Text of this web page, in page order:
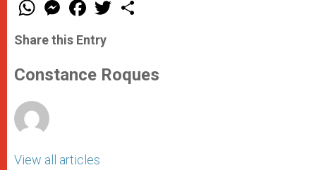
t
s
p
p
e
s
e
g
e
a
e
b
o
k
w
r
Share this Entry
Constance Roques
View all articles